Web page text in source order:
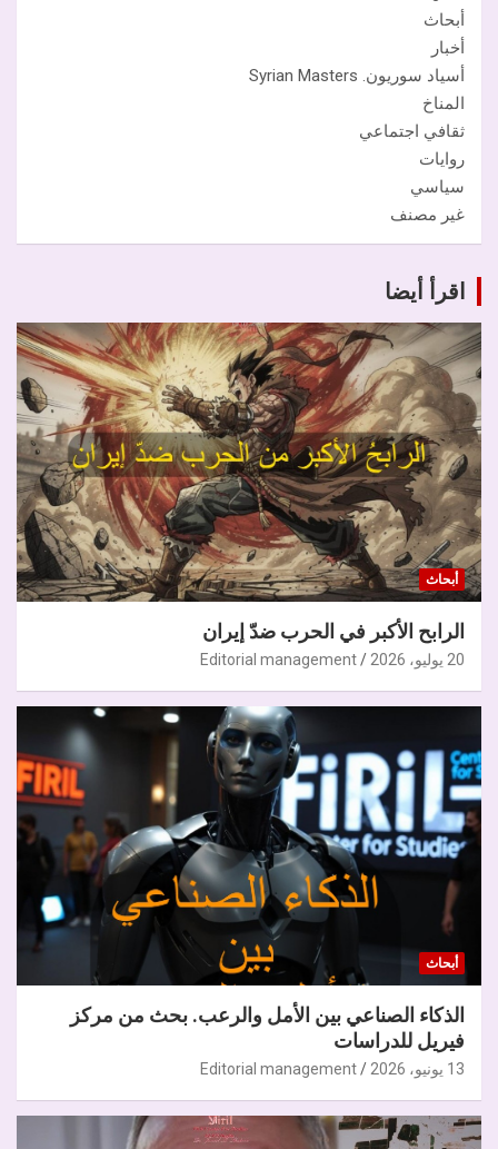
أبحاث
أخبار
أسياد سوريون. Syrian Masters
المناخ
ثقافي اجتماعي
روايات
سياسي
غير مصنف
اقرأ أيضا
أبحاث
الرابح الأكبر في الحرب ضدّ إيران
20 يوليو، 2026 Editorial management
أبحاث
الذكاء الصناعي بين الأمل والرعب. بحث من مركز
فيريل للدراسات
13 يونيو، 2026 Editorial management